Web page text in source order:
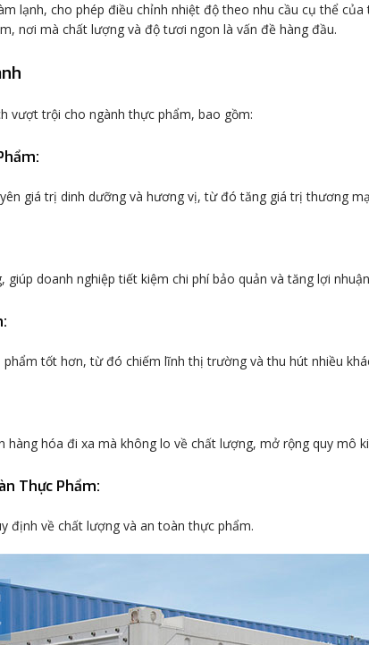
lạnh, cho phép điều chỉnh nhiệt độ theo nhu cầu cụ thể
nơi mà chất lượng và độ tươi ngon là vấn đề hàng đầu.
vượt trội cho ngành thực phẩm, bao gồm:
:
giá trị dinh dưỡng và hương vị, từ đó tăng giá trị thương
giúp doanh nghiệp tiết kiệm chi phí bảo quản và tăng lợi
:
tốt hơn, từ đó chiếm lĩnh thị trường và thu hút nhiều
hàng hóa đi xa mà không lo về chất lượng, mở rộng quy mô
Thực Phẩm:
định về chất lượng và an toàn thực phẩm.